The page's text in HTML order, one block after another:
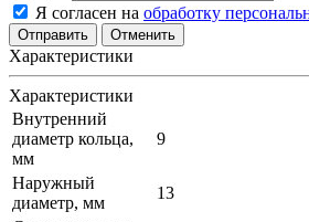
Я согласен на обработку
Отменить
Характеристики
Характеристики
Внутренний
диаметр кольца,
мм
9
Наружный
диаметр, мм
13